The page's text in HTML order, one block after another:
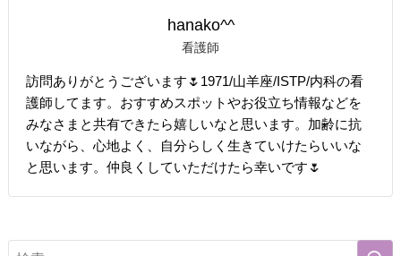
hanako^^
看護師
訪問ありがとうございます🌷1971/山羊座/ISTP/内科の看
護師してます。おすすめスポットやお役立ち情報などを
みなさまと共有できたら嬉しいなと思います。加齢に抗
いながら、心地よく、自分らしく生きていけたらいいな
と思います。仲良くしていただけたら幸いです🌷